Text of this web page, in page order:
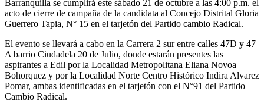
Barranquilla se cumplirá este sábado 21 de octubre a las 4:00 p.m. el
acto de cierre de campaña de la candidata al Concejo Distrital Gloria
Guerrero Tapia, N° 15 en el tarjetón del Partido cambio Radical.
El evento se llevará a cabo en la Carrera 2 sur entre calles 47D y 47
A barrio Ciudadela 20 de Julio, donde estarán presentes las
aspirantes a Edil por la Localidad Metropolitana Eliana Novoa
Bohorquez y por la Localidad Norte Centro Histórico Indira Alvarez
Pomar, ambas identificadas en el tarjetón con el N°91 del Partido
Cambio Radical.